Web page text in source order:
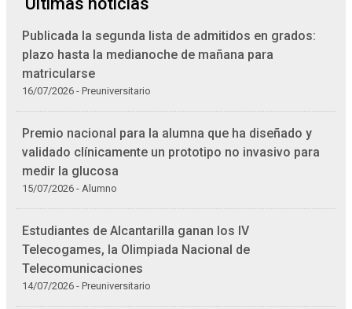
Publicada la segunda lista de admitidos en grados:
plazo hasta la medianoche de mañana para
matricularse
16/07/2026 - Preuniversitario
Premio nacional para la alumna que ha diseñado y
validado clínicamente un prototipo no invasivo para
medir la glucosa
15/07/2026 - Alumno
Estudiantes de Alcantarilla ganan los IV
Telecogames, la Olimpiada Nacional de
Telecomunicaciones
14/07/2026 - Preuniversitario